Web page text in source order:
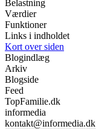
Belastning
Værdier
Funktioner
Links i indholdet
Kort over siden
Blogindlæg
Arkiv
Blogside
Feed
TopFamilie.dk
informedia
kontakt@informedia.dk